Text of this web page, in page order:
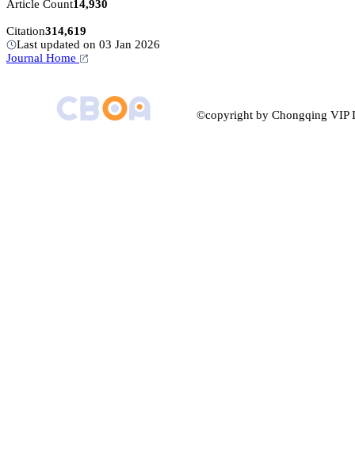
Article Count14,930
Citation314,619
Last updated on 03 Jan 2026
Journal Home
©copyright by Chongqing VIP